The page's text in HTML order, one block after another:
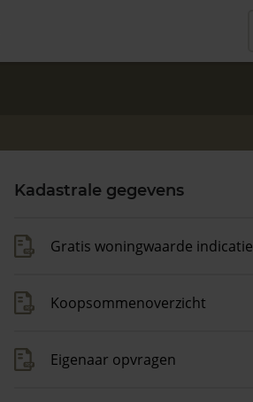
Kadastrale gegevens
Gratis woningwaarde indicatie
Koopsommenoverzicht
Eigenaar opvragen